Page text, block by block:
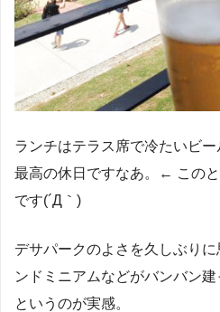
ランチはテラス席で冷たいビー
最高の休日ですなあ。← この
です(´Д｀)
デサパークのよさを久しぶり
ンドミニアムなどがバンバン
というのが実感。